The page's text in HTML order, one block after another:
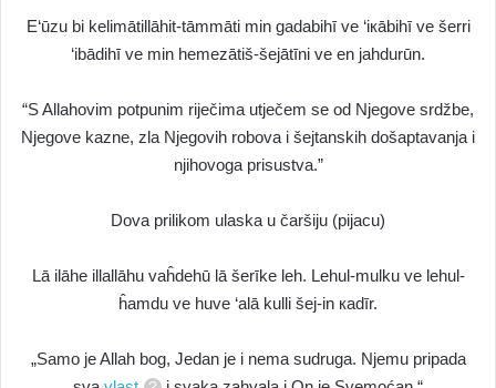
E‘ūzu bi kelimātillāhit-tāmmāti min gadabihī ve ‘iкābihī ve šerri
‘ibādihī ve min hemezātiš-šejātīni ve en jahdurūn.
“S Allahovim potpunim riječima utječem se od Njegove srdžbe,
Njegove kazne, zla Njegovih robova i šejtanskih došaptavanja i
njihovoga prisustva.”
Dova prilikom ulaska u čaršiju (pijacu)
Lā ilāhe illallāhu vaĥdehū lā šerīke leh. Lehul-mulku ve lehul-
ĥamdu ve huve ‘alā kulli šej-in кadīr.
„Samo je Allah bog, Jedan je i nema sudruga. Njemu pripada